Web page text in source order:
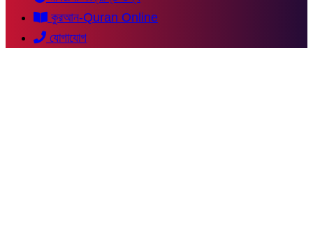
কুরআন-Quran Online
যোগাযোগ